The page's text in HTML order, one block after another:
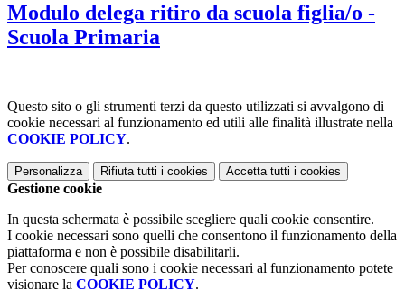
Modulo delega ritiro da scuola figlia/o -
Scuola Primaria
Questo sito o gli strumenti terzi da questo utilizzati si avvalgono di
cookie necessari al funzionamento ed utili alle finalità illustrate nella
COOKIE POLICY.
Personalizza Rifiuta tutti i cookies Accetta tutti i cookies
Gestione cookie
In questa schermata è possibile scegliere quali cookie consentire.
I cookie necessari sono quelli che consentono il funzionamento della
piattaforma e non è possibile disabilitarli.
Per conoscere quali sono i cookie necessari al funzionamento potete
visionare la COOKIE POLICY.